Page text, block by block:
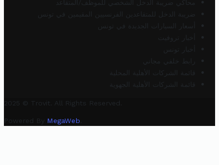
محاكي ضريبة الدخل الشخصي للموظف/المتقاعد
ضريبة الدخل للمتقاعدين الفرنسيين المقيمين في تونس
أسعار السيارات الجديدة في تونس
أخبار تروفيت
أخبار تونس
رابط خلفي مجاني
قائمة الشركات الأهلية المحلية
قائمة الشركات الأهلية الجهوية
2025 © Trovit. All Rights Reserved.
Powered By MegaWeb